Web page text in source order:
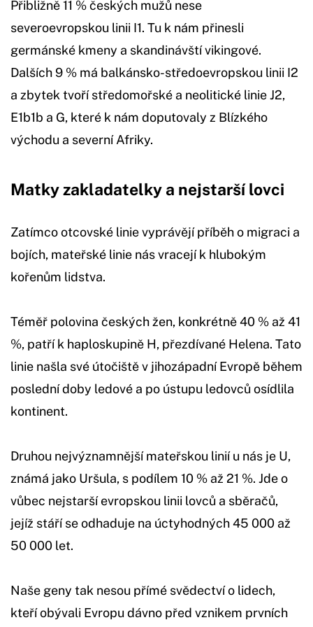
Přibližně 11 % českých mužů nese
severoevropskou linii I1. Tu k nám přinesli
germánské kmeny a skandinávští vikingové.
Dalších 9 % má balkánsko-středoevropskou linii I2
a zbytek tvoří středomořské a neolitické linie J2,
E1b1b a G, které k nám doputovaly z Blízkého
východu a severní Afriky.
Matky zakladatelky a nejstarší lovci
Zatímco otcovské linie vyprávějí příběh o migraci a
bojích, mateřské linie nás vracejí k hlubokým
kořenům lidstva.
Téměř polovina českých žen, konkrétně 40 % až 41
%, patří k haploskupině H, přezdívané Helena. Tato
linie našla své útočiště v jihozápadní Evropě během
poslední doby ledové a po ústupu ledovců osídlila
kontinent.
Druhou nejvýznamnější mateřskou linií u nás je U,
známá jako Uršula, s podílem 10 % až 21 %. Jde o
vůbec nejstarší evropskou linii lovců a sběračů,
jejíž stáří se odhaduje na úctyhodných 45 000 až
50 000 let.
Naše geny tak nesou přímé svědectví o lidech,
kteří obývali Evropu dávno před vznikem prvních